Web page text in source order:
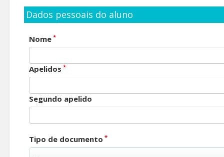
Dados pessoais do aluno
Nome *
Apelidos *
Segundo apelido
Tipo de documento *